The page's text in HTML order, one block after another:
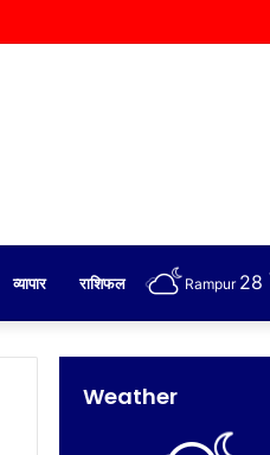
व्यापार राशिफल Rampur 28
Weather